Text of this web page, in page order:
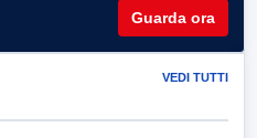
Guarda ora
VEDI TUTTI